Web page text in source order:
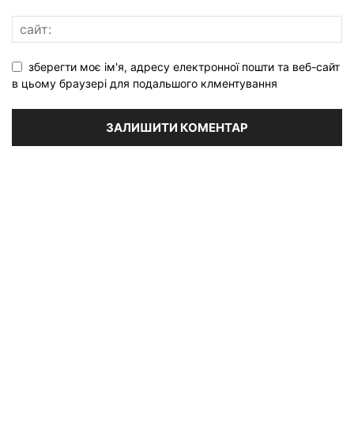
зберегти моє ім'я, адресу електронної пошти та веб-сайт
в цьому браузері для подальшого клментування